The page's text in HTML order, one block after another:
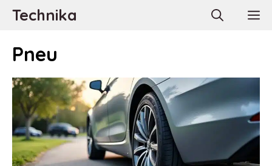
AllerTechnika
Pneu